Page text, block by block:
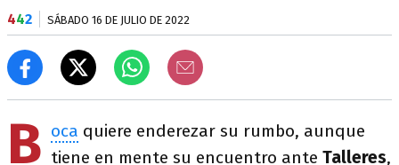
442 SÁBADO 16 DE JULIO DE 2022
B oca quiere enderezar su rumbo, aunque
tiene en mente su encuentro ante Talleres,